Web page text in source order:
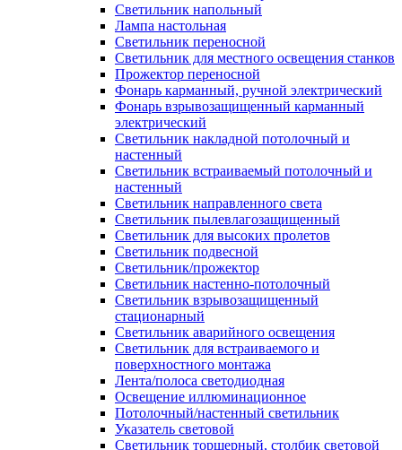
Светильник напольный
Лампа настольная
Светильник переносной
Светильник для местного освещения станков
Прожектор переносной
Фонарь карманный, ручной электрический
Фонарь взрывозащищенный карманный
электрический
Светильник накладной потолочный и
настенный
Светильник встраиваемый потолочный и
настенный
Светильник направленного света
Светильник пылевлагозащищенный
Светильник для высоких пролетов
Светильник подвесной
Светильник/прожектор
Светильник настенно-потолочный
Светильник взрывозащищенный
стационарный
Светильник аварийного освещения
Светильник для встраиваемого и
поверхностного монтажа
Лента/полоса светодиодная
Освещение иллюминационное
Потолочный/настенный светильник
Указатель световой
Светильник торшерный, столбик световой